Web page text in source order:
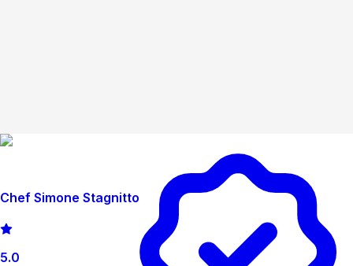
Chef Simone Stagnitto
5.0